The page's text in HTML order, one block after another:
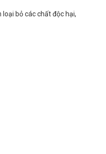
bỏ các chất độc hại,